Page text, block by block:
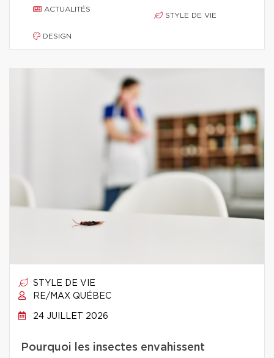
ACTUALITÉS
DESIGN
STYLE DE VIE
STYLE DE VIE
RE/MAX QUÉBEC
24 JUILLET 2026
Pourquoi les insectes envahissent